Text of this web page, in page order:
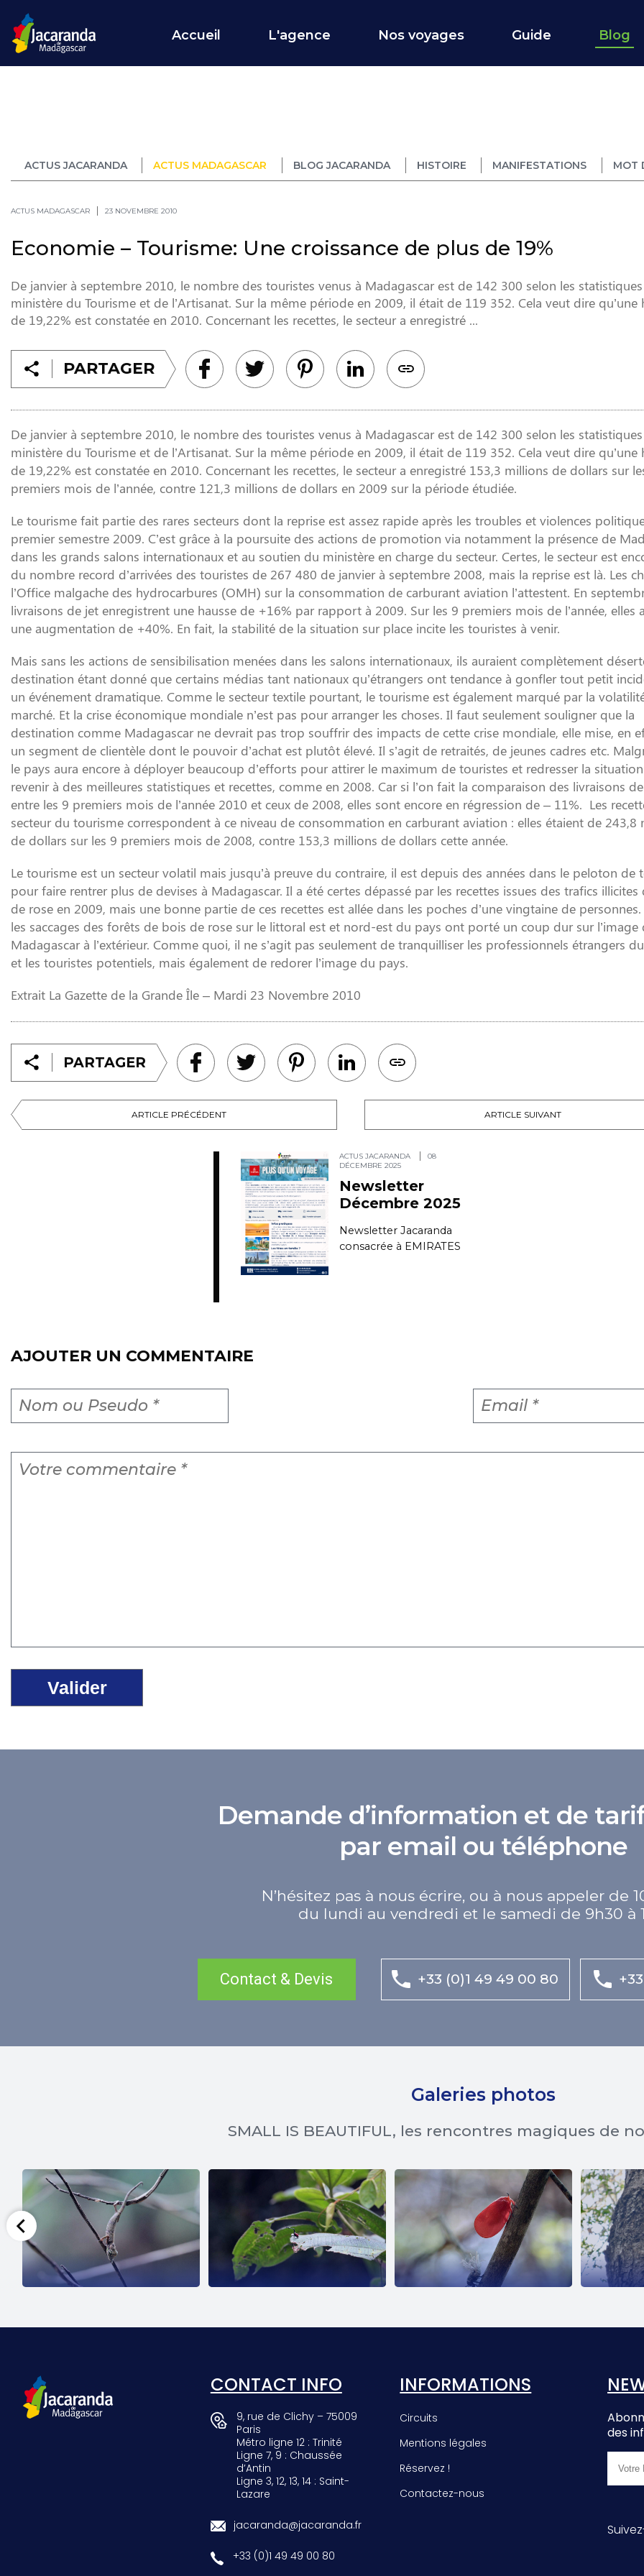
Accueil L'agence Nos voyages Guide Blog
ACTUS JACARANDA ACTUS MADAGASCAR BLOG JACARANDA HISTOIRE MANIFESTATIONS MOT
ACTUS MADAGASCAR 23 NOVEMBRE 2010
Economie – Tourisme: Une croissance de plus de 19%
De janvier à septembre 2010, le nombre des touristes venus à Madagascar est de 142 300 selon les
ministère du Tourisme et de l’Artisanat. Sur la même période en 2009, il était de 119 352. Cela veut dire qu’une
de 19,22% est constatée en 2010. Concernant les recettes, le secteur a enregistré ...
PARTAGER
ARTICLE PRÉCÉDENT ARTICLE SUIVANT
ACTUS JACARANDA
08
DÉCEMBRE 2025
Newsletter
Décembre 2025
Newsletter Jacaranda
consacrée à EMIRATES
De janvier à septembre 2010, le nombre des touristes venus à Madagascar est de 142 300 selon les
ministère du Tourisme et de l’Artisanat. Sur la même période en 2009, il était de 119 352. Cela veut dire qu’une
de 19,22% est constatée en 2010. Concernant les recettes, le secteur a enregistré 153,3 millions de dollars sur
premiers mois de l’année, contre 121,3 millions de dollars en 2009 sur la période étudiée.
Le tourisme fait partie des rares secteurs dont la reprise est assez rapide après les troubles et violences
premier semestre 2009. C’est grâce à la poursuite des actions de promotion via notamment la présence de
dans les grands salons internationaux et au soutien du ministère en charge du secteur. Certes, le secteur est
du nombre record d’arrivées des touristes de 267 480 de janvier à septembre 2008, mais la reprise est là. Les
l’Office malgache des hydrocarbures (OMH) sur la consommation de carburant aviation l’attestent. En
livraisons de jet enregistrent une hausse de +16% par rapport à 2009. Sur les 9 premiers mois de l’année, elles
une augmentation de +40%. En fait, la stabilité de la situation sur place incite les touristes à venir.
Mais sans les actions de sensibilisation menées dans les salons internationaux, ils auraient complètement
destination étant donné que certains médias tant nationaux qu’étrangers ont tendance à gonfler tout petit
un événement dramatique. Comme le secteur textile pourtant, le tourisme est également marqué par la
marché. Et la crise économique mondiale n’est pas pour arranger les choses. Il faut seulement souligner que la
destination comme Madagascar ne devrait pas trop souffrir des impacts de cette crise mondiale, elle mise, en
un segment de clientèle dont le pouvoir d’achat est plutôt élevé. Il s’agit de retraités, de jeunes cadres etc.
le pays aura encore à déployer beaucoup d’efforts pour attirer le maximum de touristes et redresser la
revenir à des meilleures statistiques et recettes, comme en 2008. Car si l’on fait la comparaison des livraisons
entre les 9 premiers mois de l’année 2010 et ceux de 2008, elles sont encore en régression de – 11%. Les
secteur du tourisme correspondent à ce niveau de consommation en carburant aviation : elles étaient de 243,8
de dollars sur les 9 premiers mois de 2008, contre 153,3 millions de dollars cette année.
Le tourisme est un secteur volatil mais jusqu’à preuve du contraire, il est depuis des années dans le peloton de
pour faire rentrer plus de devises à Madagascar. Il a été certes dépassé par les recettes issues des trafics illicites
de rose en 2009, mais une bonne partie de ces recettes est allée dans les poches d’une vingtaine de personnes.
les saccages des forêts de bois de rose sur le littoral est et nord-est du pays ont porté un coup dur sur l’image
Madagascar à l’extérieur. Comme quoi, il ne s’agit pas seulement de tranquilliser les professionnels étrangers
et les touristes potentiels, mais également de redorer l’image du pays.
Extrait La Gazette de la Grande Île – Mardi 23 Novembre 2010
PARTAGER
AJOUTER UN COMMENTAIRE
Demande d’information et de
par email ou téléphone
N’hésitez pas à nous écrire, ou à nous appeler de
du lundi au vendredi et le samedi de 9h30 à
Contact & Devis +33 (0)1 49 49 00 80
Galeries photos
SMALL IS BEAUTIFUL, les rencontres magiques de
CONTACT INFO
9, rue de Clichy – 75009
Paris
Métro ligne 12 : Trinité
Ligne 7, 9 : Chaussée
d’Antin
Ligne 3, 12, 13, 14 : Saint-
Lazare
jacaranda@jacaranda.fr
+33 (0)1 49 49 00 80
INFORMATIONS
Circuits
Mentions légales
Réservez !
Contactez-nous
des